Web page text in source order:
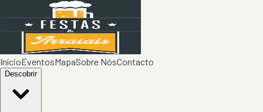
InícioEventosMapaSobre NósContacto
Descobrir